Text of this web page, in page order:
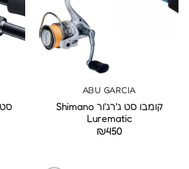
ABU GARCIA
קומבו סט ג'רג'ור Shimano
Lurematic
₪450